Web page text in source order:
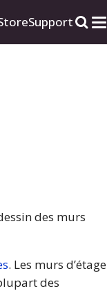
Support
des murs
. Les murs d’étage
des